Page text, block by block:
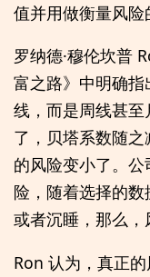
值并用做衡量风险
罗纳德·穆伦坎普
富之路》中明确
线，而是周线甚
了，贝塔系数随
的风险变小了。
险，随着选择的
或者沉睡，那么，
Ron 认为，真正